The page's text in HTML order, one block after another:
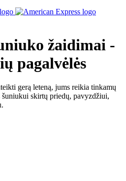
žaidimai -
pagalvėlės
gerą leteną, jums reikia tinkamų
skirtų priedų, pavyzdžiui,